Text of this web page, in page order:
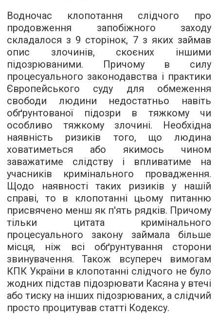
Водночас клопотання слідчого про
продовження запобіжного заходу
складалося з 9 сторінок, 7 з яких займав
опис злочинів, скоєних іншими
підозрюваними. Причому в силу
процесуального законодавства і практики
Європейського суду для обмеження
свободи людини недостатньо навіть
обґрунтованої підозри в тяжкому чи
особливо тяжкому злочині. Необхідна
наявність ризиків того, що людина
ховатиметься або якимось чином
заважатиме слідству і впливатиме на
учасників кримінального провадження.
Щодо наявності таких ризиків у нашій
справі, то в клопотанні цьому питанню
присвячено менш як п'ять рядків. Причому
тільки цитата кримінального
процесуального закону займала більше
місця, ніж всі обґрунтування сторони
звинувачення. Також всупереч вимогам
КПК України в клопотанні слідчого не було
жодних підстав підозрювати Касяна у втечі
або тиску на інших підозрюваних, а слідчий
просто процитував статті Кодексу.